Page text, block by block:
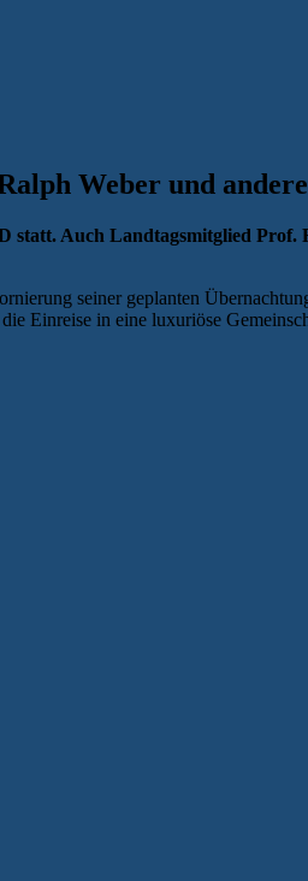
Weber und andere
Auch Landtagsmitglied
seiner geplanten
Einreise in eine luxuriöse